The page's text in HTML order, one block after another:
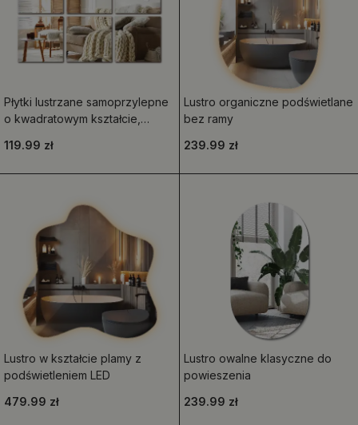
Płytki lustrzane samoprzylepne
o kwadratowym kształcie,
119.99 zł
Lustro organiczne podświetlane
bez ramy
239.99 zł
Lustro w kształcie plamy z
podświetleniem LED
479.99 zł
Lustro owalne klasyczne do
powieszenia
239.99 zł